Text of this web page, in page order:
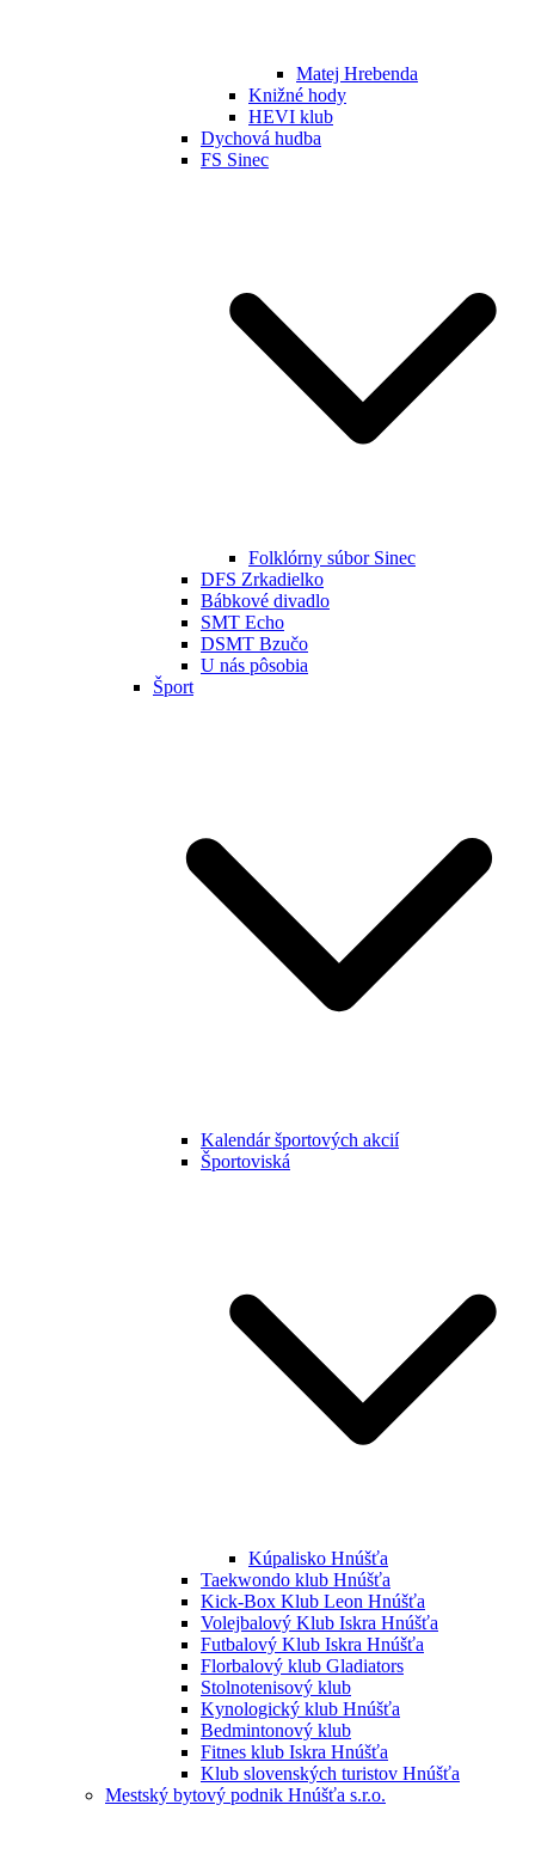
Matej Hrebenda
Knižné hody
HEVI klub
Dychová hudba
FS Sinec
Folklórny súbor Sinec
DFS Zrkadielko
Bábkové divadlo
SMT Echo
DSMT Bzučo
U nás pôsobia
Šport
Kalendár športových akcií
Športoviská
Kúpalisko Hnúšťa
Taekwondo klub Hnúšťa
Kick-Box Klub Leon Hnúšťa
Volejbalový Klub Iskra Hnúšťa
Futbalový Klub Iskra Hnúšťa
Florbalový klub Gladiators
Stolnotenisový klub
Kynologický klub Hnúšťa
Bedmintonový klub
Fitnes klub Iskra Hnúšťa
Klub slovenských turistov Hnúšťa
Mestský bytový podnik Hnúšťa s.r.o.